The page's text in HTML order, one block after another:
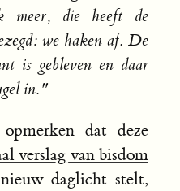
meer, die heeft de
we haken af. De
is gebleven en daar
in."
dat deze
verslag van bisdom
daglicht stelt,